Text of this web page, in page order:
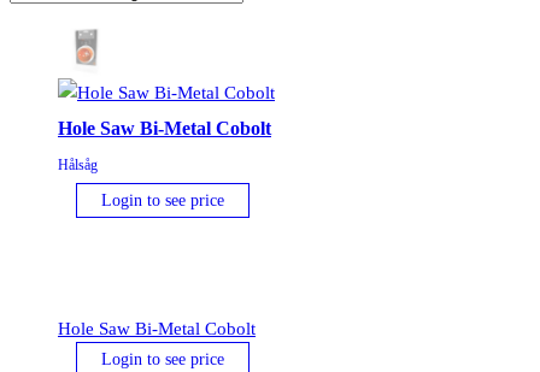
Hole Saw Bi-Metal Cobolt
Hålsåg
Login to see price
Hole Saw Bi-Metal Cobolt
Login to see price